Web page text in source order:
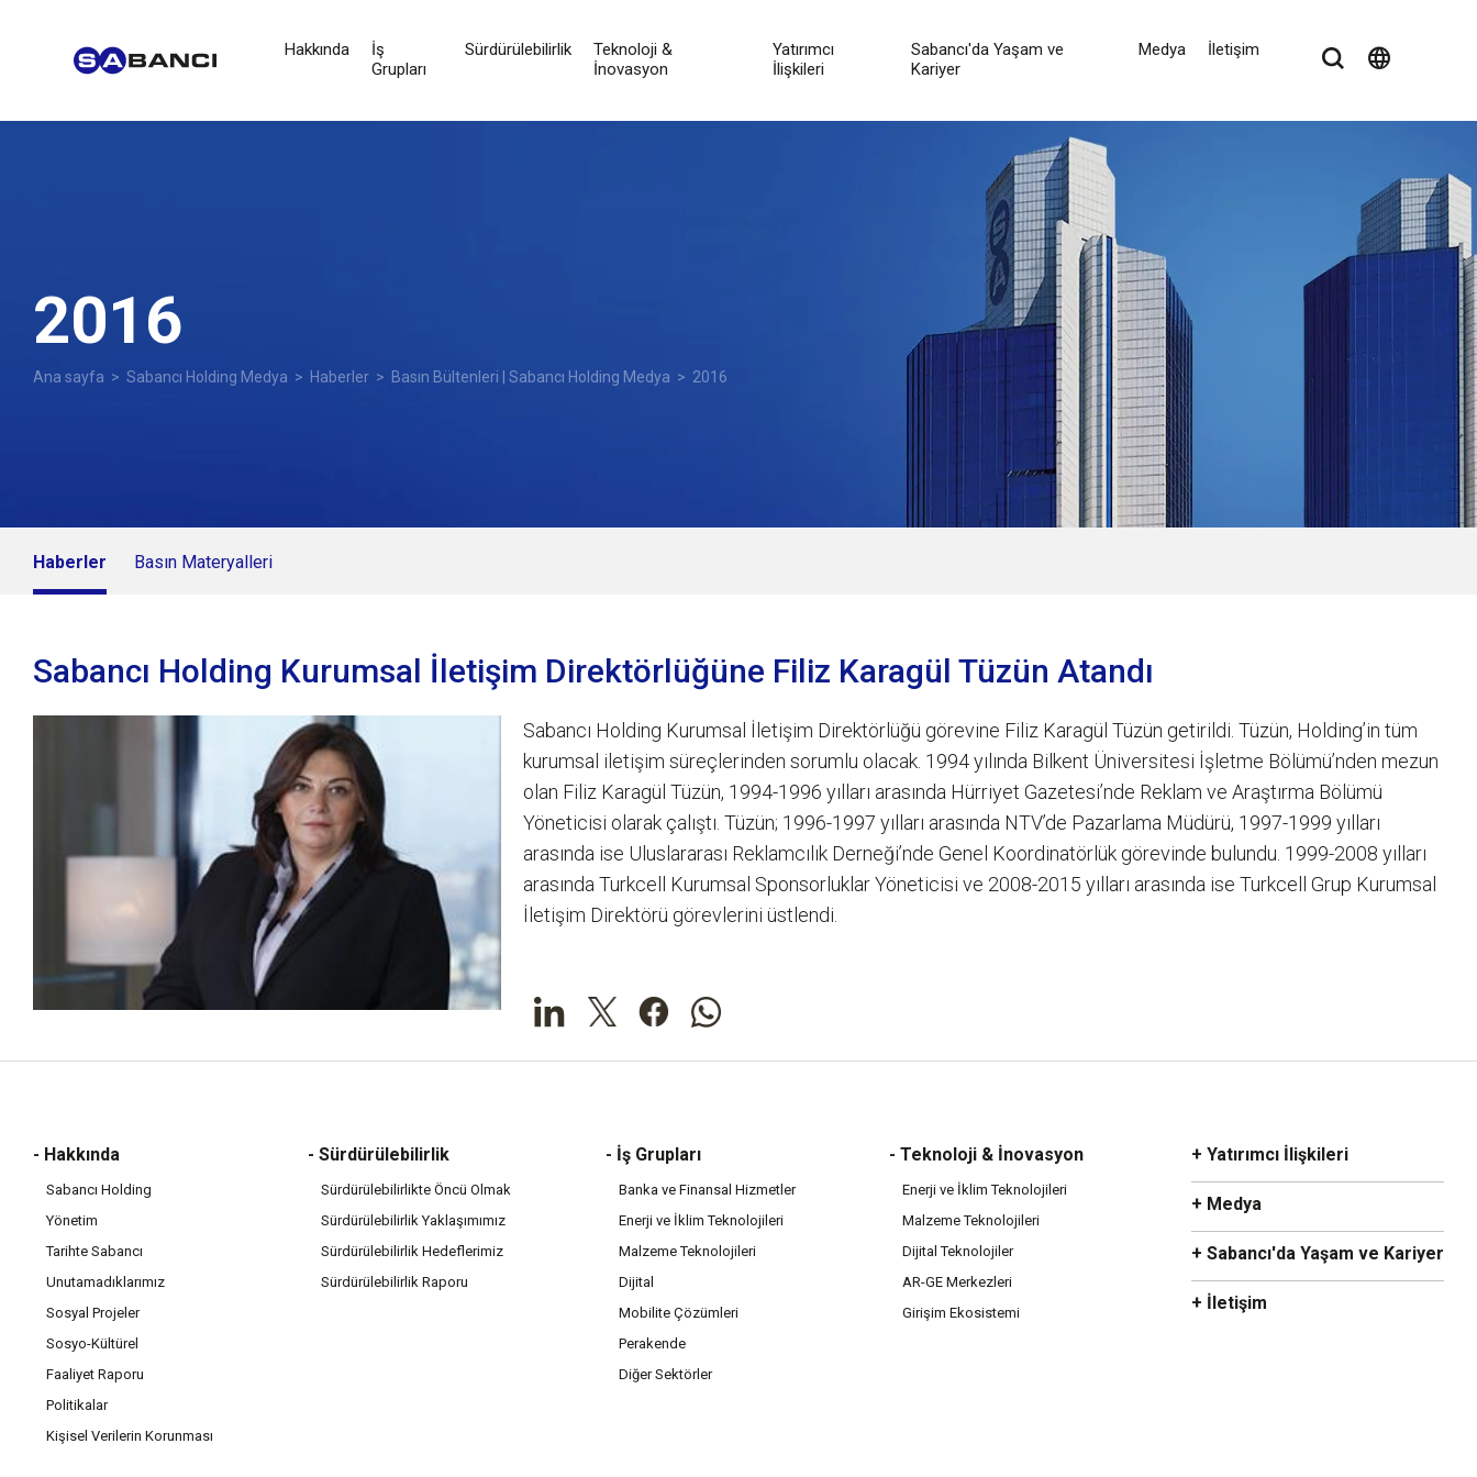
Hakkında
İş
Grupları
Sürdürülebilirlik
Teknoloji &
İnovasyon
Yatırımcı
İlişkileri
Sabancı'da Yaşam ve
Kariyer
Medya İletişim language
2016
Ana sayfa > Sabancı Holding Medya > Haberler > Basın Bültenleri | Sabancı Holding Medya > 2016
Haberler Basın Materyalleri
Sabancı Holding Kurumsal İletişim Direktörlüğüne Filiz Karagül Tüzün Atandı
Sabancı Holding Kurumsal İletişim Direktörlüğü görevine Filiz Karagül Tüzün getirildi. Tüzün, Holding’in tüm
kurumsal iletişim süreçlerinden sorumlu olacak. 1994 yılında Bilkent Üniversitesi İşletme Bölümü’nden mezun
olan Filiz Karagül Tüzün, 1994-1996 yılları arasında Hürriyet Gazetesi’nde Reklam ve Araştırma Bölümü
Yöneticisi olarak çalıştı. Tüzün; 1996-1997 yılları arasında NTV’de Pazarlama Müdürü, 1997-1999 yılları
arasında ise Uluslararası Reklamcılık Derneği’nde Genel Koordinatörlük görevinde bulundu. 1999-2008 yılları
arasında Turkcell Kurumsal Sponsorluklar Yöneticisi ve 2008-2015 yılları arasında ise Turkcell Grup Kurumsal
İletişim Direktörü görevlerini üstlendi.
- Hakkında
Sabancı Holding
Yönetim
Tarihte Sabancı
Unutamadıklarımız
Sosyal Projeler
Sosyo-Kültürel
Faaliyet Raporu
Politikalar
Kişisel Verilerin Korunması
- Sürdürülebilirlik
Sürdürülebilirlikte Öncü Olmak
Sürdürülebilirlik Yaklaşımımız
Sürdürülebilirlik Hedeflerimiz
Sürdürülebilirlik Raporu
- İş Grupları
Banka ve Finansal Hizmetler
Enerji ve İklim Teknolojileri
Malzeme Teknolojileri
Dijital
Mobilite Çözümleri
Perakende
Diğer Sektörler
- Teknoloji & İnovasyon
Enerji ve İklim Teknolojileri
Malzeme Teknolojileri
Dijital Teknolojiler
AR-GE Merkezleri
Girişim Ekosistemi
+ Yatırımcı İlişkileri
+ Medya
+ Sabancı'da Yaşam ve Kariyer
+ İletişim